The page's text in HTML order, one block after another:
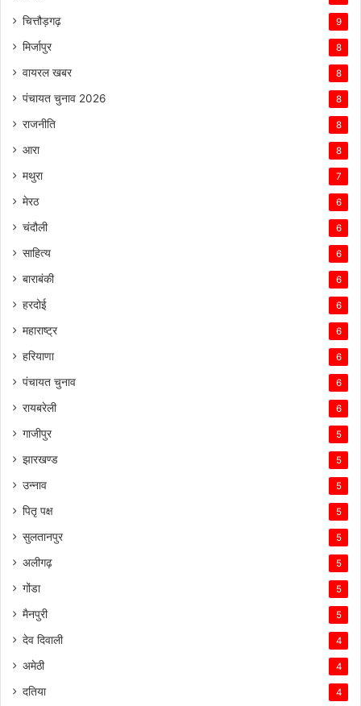
चित्तौड़गढ़ 9
मिर्जापुर 8
वायरल खबर 8
पंचायत चुनाव 2026 8
राजनीति 8
आरा 8
मथुरा 7
मेरठ 6
चंदौली 6
साहित्य 6
बाराबंकी 6
हरदोई 6
महाराष्ट्र 6
हरियाणा 6
पंचायत चुनाव 6
रायबरेली 6
गाजीपुर 5
झारखण्ड 5
उन्नाव 5
पितृ पक्ष 5
सुलतानपुर 5
अलीगढ़ 5
गोंडा 5
मैनपुरी 5
देव दिवाली 4
अमेठी 4
दतिया 4